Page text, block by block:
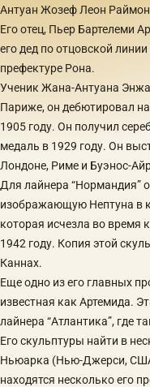
Антуан Жозеф Леон
Его отец, Пьер Бартелеми
его дед по отцовской
префектуре Рона.
Ученик Жана-Антуана
Париже, он дебютировал
1905 году. Он получил
медаль в 1929 году. Он
Лондоне, Риме и Буэнос-
Для лайнера “Нормандия”
изображающую Нептуна в
которая исчезла во время
1942 году. Копия этой
Каннах.
Еще одно из его главных
известная как Артемида.
лайнера “Атлантика”, где
Его скульптуры найти в
Ньюарка (Нью-Джерси,
находятся несколько его